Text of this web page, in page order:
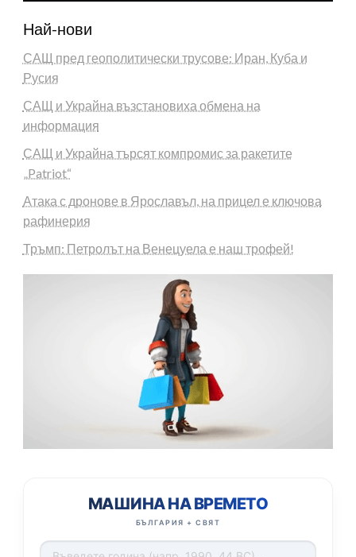
Най-нови
САЩ пред геополитически трусове: Иран, Куба и
Русия
САЩ и Украйна възстановиха обмена на
информация
САЩ и Украйна търсят компромис за ракетите
„Patriot“
Атака с дронове в Ярославъл, на прицел е ключова
рафинерия
Тръмп: Петролът на Венецуела е наш трофей!
МАШИНА НА ВРЕМЕТО
БЪЛГАРИЯ + СВЯТ